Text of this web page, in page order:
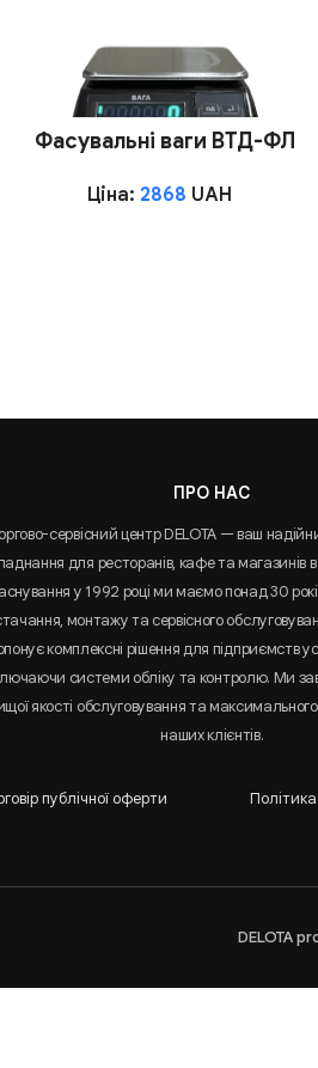
Фасувальні ваги ВТД-ФЛ
Ціна: 2868 UAH
ПРО НАС
сервісний центр DELOTA — ваш
для ресторанів, кафе та магазинів в
у 1992 році ми маємо понад 30
монтажу та сервісного
комплексні рішення для підприємств
системи обліку та контролю. Ми
якості обслуговування та
наших клієнтів.
публічної оферти Політика
DELOTA